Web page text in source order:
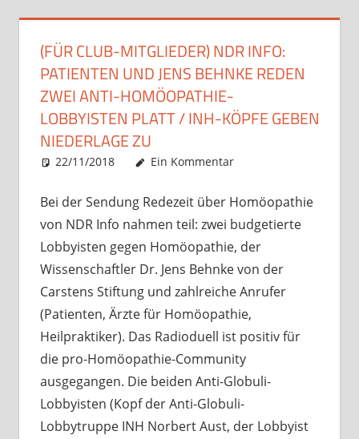
Gegner
(FÜR CLUB-MITGLIEDER) NDR INFO:
PATIENTEN UND JENS BEHNKE REDEN
ZWEI ANTI-HOMÖOPATHIE-
LOBBYISTEN PLATT / INH-KÖPFE GEBEN
NIEDERLAGE ZU
22/11/2018 Christian J. Becker
Allgemein
Ein Kommentar
Bei der Sendung Redezeit über Homöopathie
von NDR Info nahmen teil: zwei budgetierte
Lobbyisten gegen Homöopathie, der
Wissenschaftler Dr. Jens Behnke von der
Carstens Stiftung und zahlreiche Anrufer
(Patienten, Ärzte für Homöopathie,
Heilpraktiker). Das Radioduell ist positiv für
die pro-Homöopathie-Community
ausgegangen. Die beiden Anti-Globuli-
Lobbyisten (Kopf der Anti-Globuli-
Lobbytruppe INH Norbert Aust, der Lobbyist